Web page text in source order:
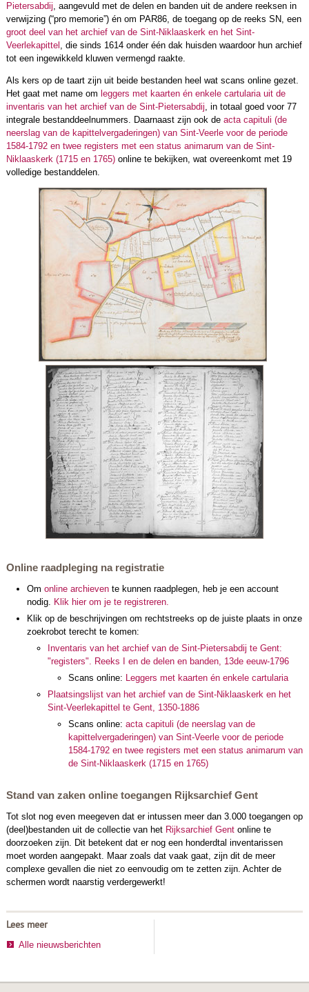
Pietersabdij, aangevuld met de delen en banden uit de andere reeksen in
verwijzing (“pro memorie”) én om PAR86, de toegang op de reeks SN, een
groot deel van het archief van de Sint-Niklaaskerk en het Sint-
Veerlekapittel , die sinds 1614 onder één dak huisden waardoor hun archief
tot een ingewikkeld kluwen vermengd raakte.
Als kers op de taart zijn uit beide bestanden heel wat scans online gezet.
Het gaat met name om leggers met kaarten én enkele cartularia uit de
inventaris van het archief van de Sint-Pietersabdij , in totaal goed voor 77
integrale bestanddeelnummers. Daarnaast zijn ook de acta capituli (de
neerslag van de kapittelvergaderingen) van Sint-Veerle voor de periode
1584-1792 en twee registers met een status animarum van de Sint-
Niklaaskerk (1715 en 1765)online te bekijken, wat overeenkomt met 19
volledige bestanddelen.
Online raadpleging na registratie
Om online archievente kunnen raadplegen, heb je een account
nodig. Klik hier om je te registreren.
Klik op de beschrijvingen om rechtstreeks op de juiste plaats in onze
zoekrobot terecht te komen:
Inventaris van het archief van de Sint-Pietersabdij te Gent:
"registers". Reeks I en de delen en banden, 13de eeuw-1796
Scans online: Leggers met kaarten én enkele cartularia
Plaatsingslijst van het archief van de Sint-Niklaaskerk en het
Sint-Veerlekapittel te Gent, 1350-1886
Scans online: acta capituli (de neerslag van de
kapittelvergaderingen) van Sint-Veerle voor de periode
1584-1792 en twee registers met een status animarum van
de Sint-Niklaaskerk (1715 en 1765)
Stand van zaken online toegangen Rijksarchief Gent
Tot slot nog even meegeven dat er intussen meer dan 3.000 toegangen op
(deel)bestanden uit de collectie van het Rijksarchief Gentonline te
doorzoeken zijn. Dit betekent dat er nog een honderdtal inventarissen
moet worden aangepakt. Maar zoals dat vaak gaat, zijn dit de meer
complexe gevallen die niet zo eenvoudig om te zetten zijn. Achter de
schermen wordt naarstig verdergewerkt!
Lees meer
Alle nieuwsberichten